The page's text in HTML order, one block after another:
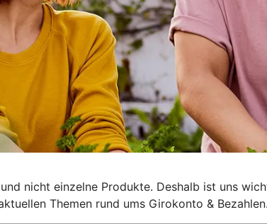
nicht einzelne Produkte. Deshalb ist uns
Themen rund ums Girokonto & Bezahlen.